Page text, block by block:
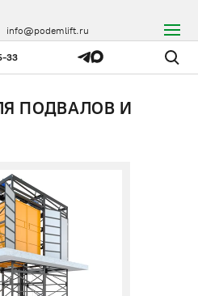
33
info@podemlift.ru
ПОДВАЛОВ И